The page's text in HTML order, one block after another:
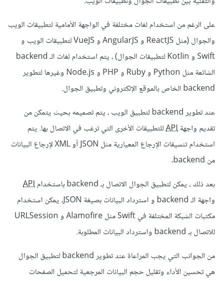
على الرغم من استخدام لغات مختلفة في الواجهة الأمامية لتطبيقات الويب
والجوال (مثل ReactJS و AngularJS و VueJS لتطبيقات الويب و
Swift و Kotlin لتطبيقات الجوال) ، يتم استخدام لغات الـ backend
الشائعة مثل Python و Ruby و PHP و Node.js وغيرها لتطوير
backend الخاص بالموقع الإلكتروني وتطبيق الجوال.
عند تطوير backend لتطبيق الويب ، يتم تصميمه بحيث يتمكن من
تقديم واجهةAPIللتطبيقات الأخرى التي ترغب في الاتصال بها. يتم
استخدام تنسيقات الإرجاع المعيارية مثل JSON أو XML لإرجاع البيانات
من backend.
بعد ذلك ، يمكن لتطبيق الجوال الاتصال بـ backend باستخدام
API
واجهة الـ backend و استرداد البيانات بصيغة JSON. يمكن استخدام
مكتبات الشبكة المختلفة في Swift مثل Alamofire و URLSession
للاتصال بـ backend واسترداد البيانات المطلوبة.
من الجوانب التي يجب المراعاة عند تطوير backend لتطبيق الجوال
هي تحسين الأداء وتقليل حجم البيانات المرجعية لتحميل الصفحات